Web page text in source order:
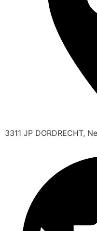
3311 JP DORDRECHT,